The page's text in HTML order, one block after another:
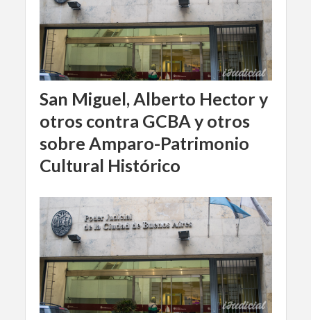
San Miguel, Alberto Hector y
otros contra GCBA y otros
sobre Amparo-Patrimonio
Cultural Histórico